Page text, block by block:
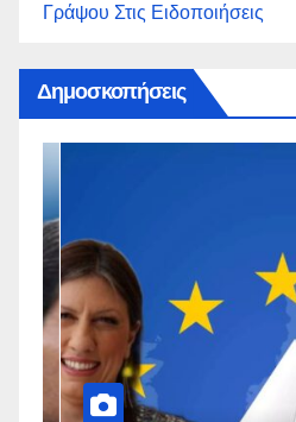
Γράψου Στις Ειδοποιήσεις
Δημοσκοπήσεις